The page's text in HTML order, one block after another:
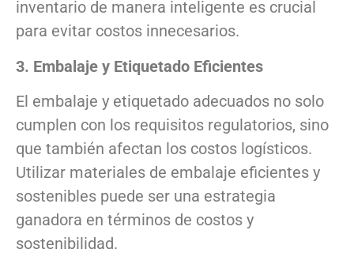
inventario de manera inteligente es crucial
para evitar costos innecesarios.
3. Embalaje y Etiquetado Eficientes
El embalaje y etiquetado adecuados no solo
cumplen con los requisitos regulatorios, sino
que también afectan los costos logísticos.
Utilizar materiales de embalaje eficientes y
sostenibles puede ser una estrategia
ganadora en términos de costos y
sostenibilidad.